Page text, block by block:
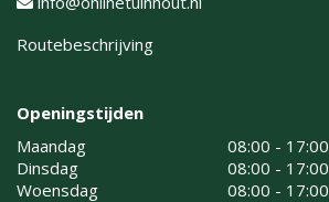
Routebeschrijving
Openingstijden
Maandag
08:00 - 17:00
Dinsdag
08:00 - 17:00
Woensdag
08:00 - 17:00